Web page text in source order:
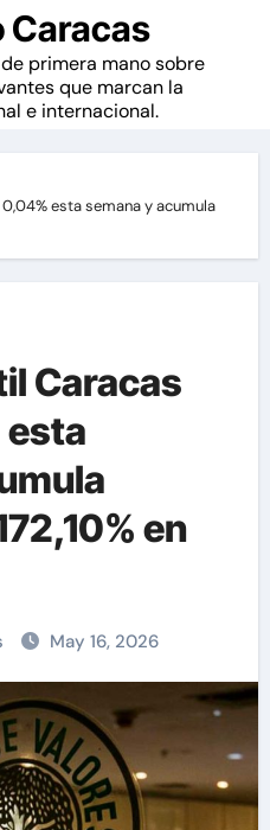
Caracas
primera mano sobre
que marcan la
e internacional.
esta semana y acumula
Caracas
en
May 16, 2026